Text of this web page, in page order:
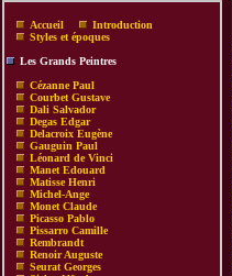
Accueil
Introduction
Styles et époques
Les Grands Peintres
Cézanne Paul
Courbet Gustave
Dali Salvador
Degas Edgar
Delacroix Eugène
Gauguin Paul
Léonard de Vinci
Manet Edouard
Matisse Henri
Michel-Ange
Monet Claude
Picasso Pablo
Pissarro Camille
Rembrandt
Renoir Auguste
Seurat Georges